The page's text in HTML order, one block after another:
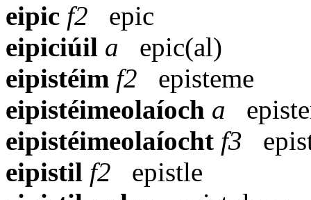
eipic f2
epic
eipiciúil a
epic(al)
eipistéim f2
episteme
eipistéimeolaíoch a
eipistéimeolaíocht f3
eipistil f2
epistle